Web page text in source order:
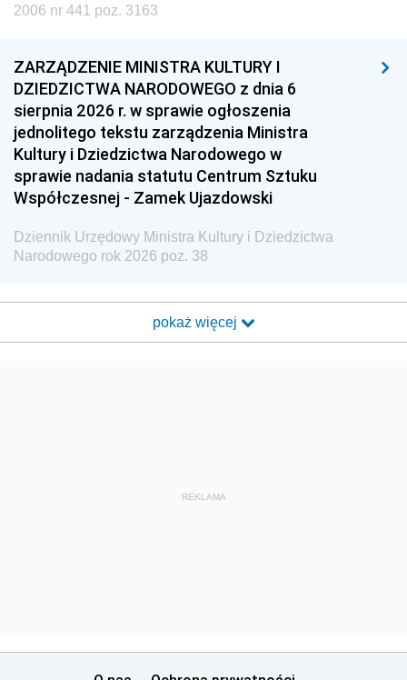
2006 nr 441 poz. 3163
ZARZĄDZENIE MINISTRA KULTURY I
DZIEDZICTWA NARODOWEGO z dnia 6
sierpnia 2026 r. w sprawie ogłoszenia
jednolitego tekstu zarządzenia Ministra
Kultury i Dziedzictwa Narodowego w
sprawie nadania statutu Centrum Sztuku
Współczesnej - Zamek Ujazdowski
Dziennik Urzędowy Ministra Kultury i Dziedzictwa
Narodowego rok 2026 poz. 38
pokaż więcej
REKLAMA